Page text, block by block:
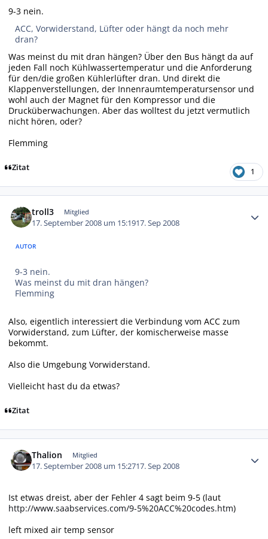
9-3 nein.
ACC, Vorwiderstand, Lüfter oder hängt da noch mehr
dran?
Was meinst du mit dran hängen? Über den Bus hängt da auf
jeden Fall noch Kühlwassertemperatur und die Anforderung
für den/die großen Kühlerlüfter dran. Und direkt die
Klappenverstellungen, der Innenraumtemperatursensor und
wohl auch der Magnet für den Kompressor und die
Drucküberwachungen. Aber das wolltest du jetzt vermutlich
nicht hören, oder?
Flemming
Zitat 1
troll3 Mitglied
17. September 2008 um 15:1917. Sep 2008
AUTOR
9-3 nein.
Was meinst du mit dran hängen?
Flemming
Also, eigentlich interessiert die Verbindung vom ACC zum
Vorwiderstand, zum Lüfter, der komischerweise masse
bekommt.
Also die Umgebung Vorwiderstand.
Vielleicht hast du da etwas?
Zitat
Thalion Mitglied
17. September 2008 um 15:2717. Sep 2008
Ist etwas dreist, aber der Fehler 4 sagt beim 9-5 (laut
http://www.saabservices.com/9-5%20ACC%20codes.htm)
left mixed air temp sensor